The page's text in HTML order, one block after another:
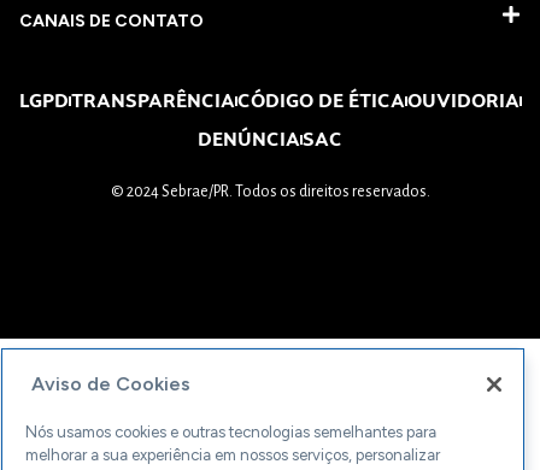
CANAIS DE CONTATO
LGPDTRANSPARÊNCIACÓDIGO DE ÉTICAOUVIDORIA
DENÚNCIASAC
© 2024 Sebrae/PR. Todos os direitos reservados.
Aviso de Cookies
Nós usamos cookies e outras tecnologias semelhantes para
melhorar a sua experiência em nossos serviços, personalizar